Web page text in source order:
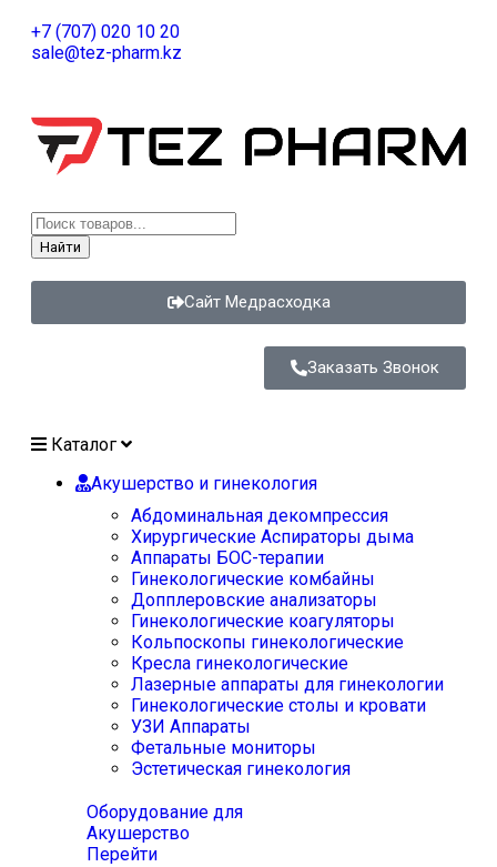
+7 (707) 020 10 20
sale@tez-pharm.kz
Найти
Сайт Медрасходка
Заказать Звонок
Каталог
Акушерство и гинекология
Абдоминальная декомпрессия
Хирургические Аспираторы дыма
Аппараты БОС-терапии
Гинекологические комбайны
Допплеровские анализаторы
Гинекологические коагуляторы
Кольпоскопы гинекологические
Кресла гинекологические
Лазерные аппараты для гинекологии
Гинекологические столы и кровати
УЗИ Аппараты
Фетальные мониторы
Эстетическая гинекология
Оборудование для
Акушерство
Перейти